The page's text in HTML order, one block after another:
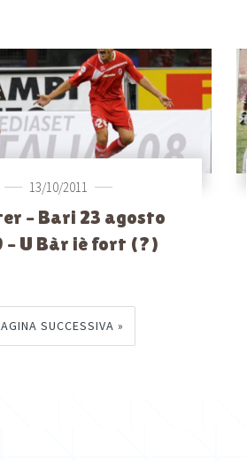
13/10/2011
– Bari 23 agosto
– U Bàr iè fort (?)
SUCCESSIVA »